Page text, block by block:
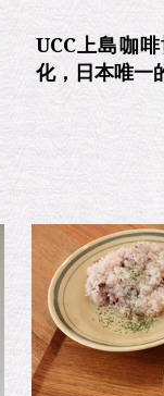
UCC上島咖
化，日本唯一